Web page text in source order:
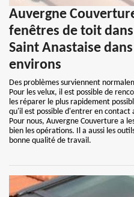
Auvergne
fenêtres de toit
Saint Anastaise
environs
Des problèmes surviennent
Pour les velux, il est possible de
les réparer le plus rapidement
qu'il est possible d'entrer en contact
Pour nous, Auvergne Couverture a
bien les opérations. Il a aussi les
bonne qualité de travail.